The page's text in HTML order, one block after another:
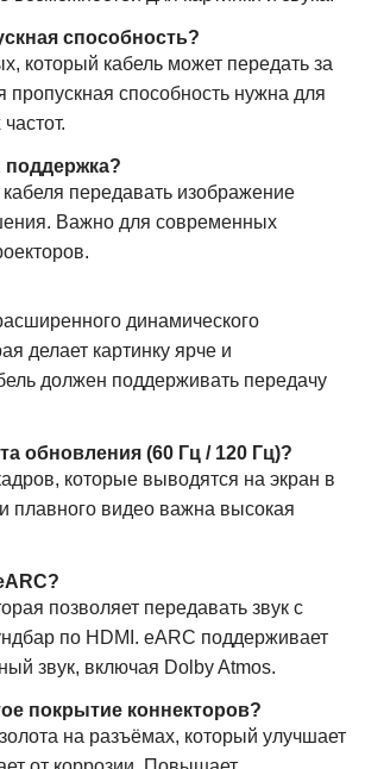
способность?
который кабель может передать за
пропускная способность нужна для
поддержка?
передавать изображение
Важно для современных
динамического
делает картинку ярче и
должен поддерживать передачу
обновления (60 Гц / 120 Гц)?
которые выводятся на экран в
плавного видео важна высокая
позволяет передавать звук с
по HDMI. eARC поддерживает
звук, включая Dolby Atmos.
покрытие коннекторов?
на разъёмах, который улучшает